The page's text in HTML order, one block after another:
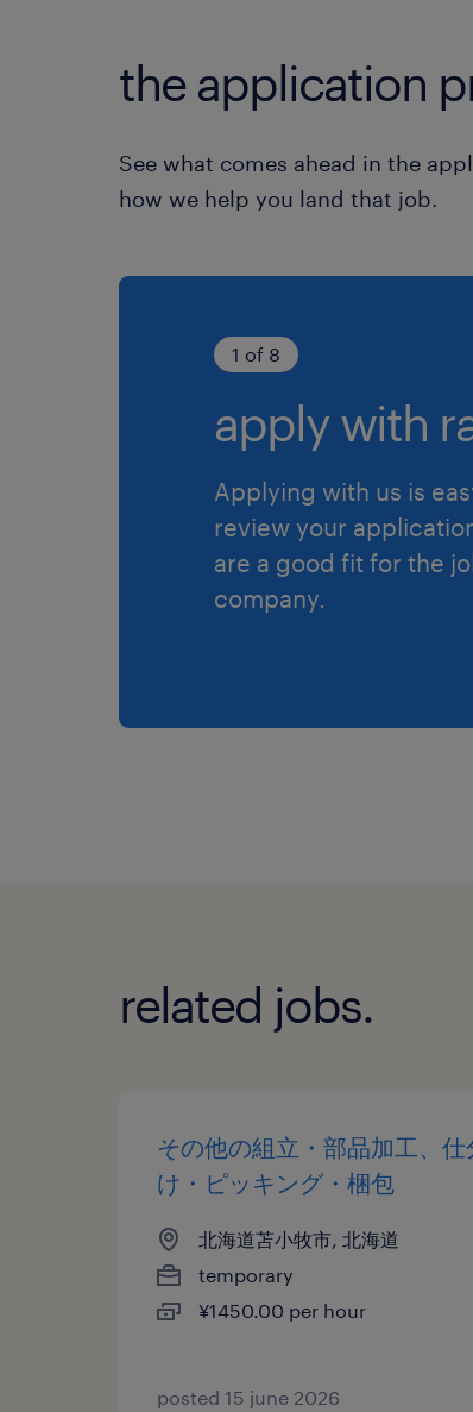
the application
See what comes ahead in the
how we help you land that job.
1 of 8
apply with
Applying with us is
review your
are a good fit for the
company.
related jobs.
その他の組立・部品加工、仕
け・ピッキング・梱包
北海道苫小牧市, 北海道
temporary
¥1450.00 per hour
posted 15 june 2026